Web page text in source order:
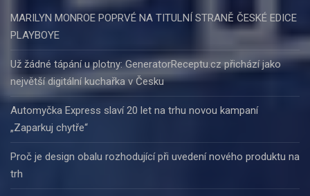
MARILYN MONROE POPRVÉ NA TITULNÍ STRANĚ ČESKÉ EDICE
PLAYBOYE
Už žádné tápání u plotny: GeneratorReceptu.cz přichází jako
největší digitální kuchařka v Česku
Automyčka Express slaví 20 let na trhu novou kampaní
„Zaparkuj chytře“
Proč je design obalu rozhodující při uvedení nového produktu na
trh